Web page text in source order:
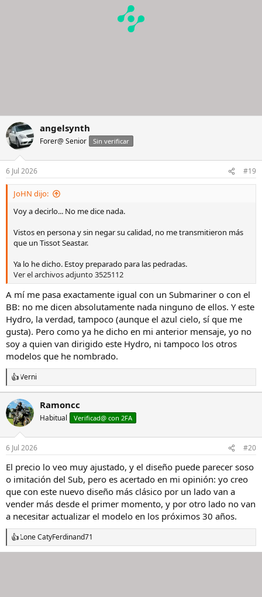
angelsynth
Forer@ Senior Sin verificar
6 Jul 2026 #19
JoHN dijo:
Voy a decirlo... No me dice nada.
Vistos en persona y sin negar su calidad, no me transmitieron más
que un Tissot Seastar.
Ya lo he dicho. Estoy preparado para las pedradas.
Ver el archivos adjunto 3525112
A mí me pasa exactamente igual con un Submariner o con el
BB: no me dicen absolutamente nada ninguno de ellos. Y este
Hydro, la verdad, tampoco (aunque el azul cielo, sí que me
gusta). Pero como ya he dicho en mi anterior mensaje, yo no
soy a quien van dirigido este Hydro, ni tampoco los otros
modelos que he nombrado.
R
e
a
c
c
i
o
n
e
s
Verni
Ramoncc
Habitual Verificad@ con 2FA
6 Jul 2026 #20
El precio lo veo muy ajustado, y el diseño puede parecer soso
o imitación del Sub, pero es acertado en mi opinión: yo creo
que con este nuevo diseño más clásico por un lado van a
vender más desde el primer momento, y por otro lado no van
a necesitar actualizar el modelo en los próximos 30 años.
R
e
Lone CatyFerdinand71